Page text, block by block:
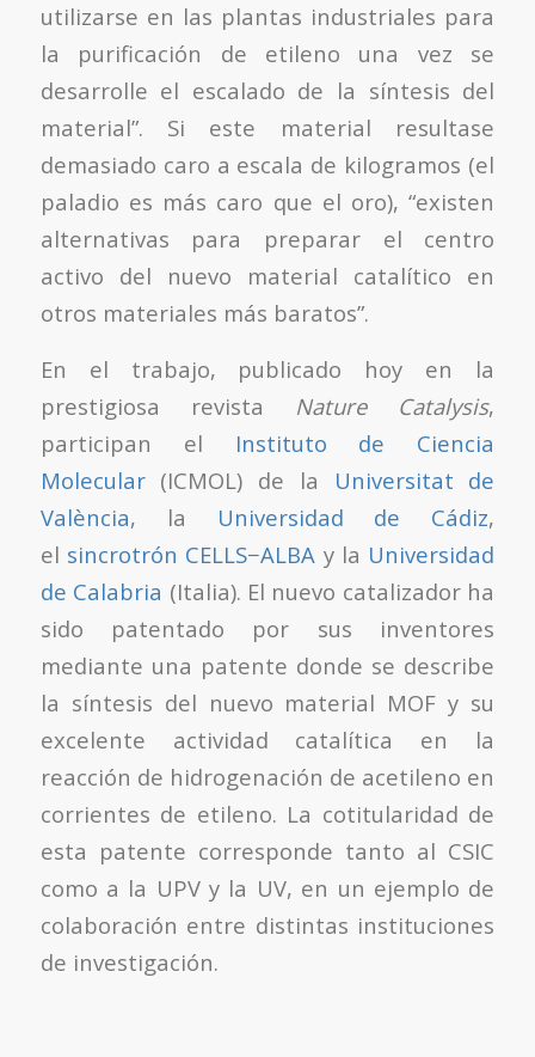
utilizarse en las plantas industriales para
la purificación de etileno una vez se
desarrolle el escalado de la síntesis del
material”. Si este material resultase
demasiado caro a escala de kilogramos (el
paladio es más caro que el oro), “existen
alternativas para preparar el centro
activo del nuevo material catalítico en
otros materiales más baratos”.
En el trabajo, publicado hoy en la
prestigiosa revista Nature Catalysis,
participan el Instituto de Ciencia
Molecular(ICMOL) de la Universitat de
València, la Universidad de Cádiz,
el sincrotrón CELLS−ALBA y la Universidad
de Calabria (Italia). El nuevo catalizador ha
sido patentado por sus inventores
mediante una patente donde se describe
la síntesis del nuevo material MOF y su
excelente actividad catalítica en la
reacción de hidrogenación de acetileno en
corrientes de etileno. La cotitularidad de
esta patente corresponde tanto al CSIC
como a la UPV y la UV, en un ejemplo de
colaboración entre distintas instituciones
de investigación.